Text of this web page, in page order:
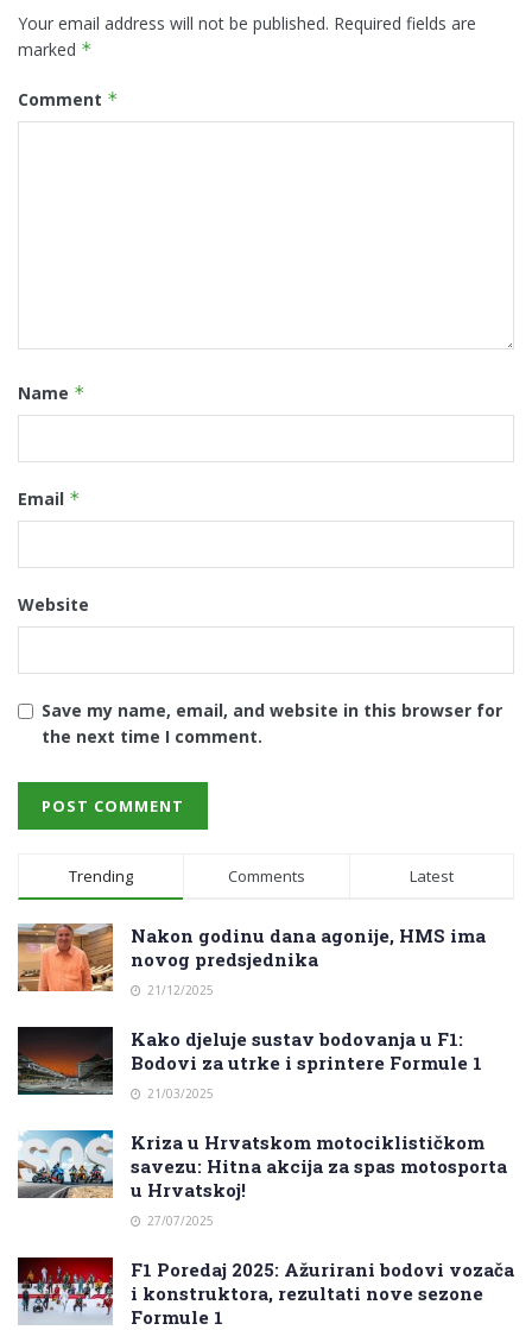
Your email address will not be published. Required fields are
marked *
Comment *
Name *
Email *
Website
Save my name, email, and website in this browser for
the next time I comment.
Trending Comments Latest
Nakon godinu dana agonije, HMS ima
novog predsjednika
21/12/2025
Kako djeluje sustav bodovanja u F1:
Bodovi za utrke i sprintere Formule 1
21/03/2025
Kriza u Hrvatskom motociklističkom
savezu: Hitna akcija za spas motosporta
u Hrvatskoj!
27/07/2025
F1 Poredaj 2025: Ažurirani bodovi vozača
i konstruktora, rezultati nove sezone
Formule 1